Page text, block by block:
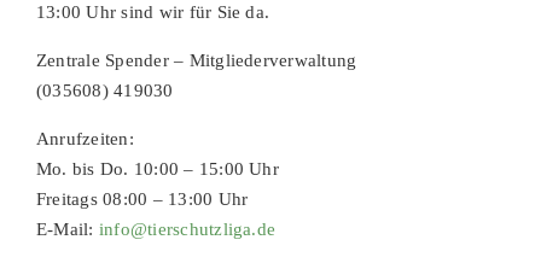
13:00 Uhr sind wir für Sie da.
Zentrale Spender – Mitgliederverwaltung
(035608) 419030
Anrufzeiten:
Mo. bis Do. 10:00 – 15:00 Uhr
Freitags 08:00 – 13:00 Uhr
E-Mail: info@tierschutzliga.de